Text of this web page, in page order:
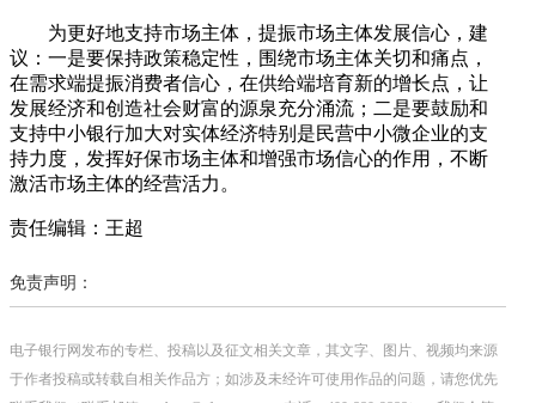
为更好地支持市场主体，提振市场主体发展信心，建
议：一是要保持政策稳定性，围绕市场主体关切和痛点，
在需求端提振消费者信心，在供给端培育新的增长点，让
发展经济和创造社会财富的源泉充分涌流；二是要鼓励和
支持中小银行加大对实体经济特别是民营中小微企业的支
持力度，发挥好保市场主体和增强市场信心的作用，不断
激活市场主体的经营活力。
责任编辑：王超
免责声明：
电子银行网发布的专栏、投稿以及征文相关文章，其文字、图片、视频均来源
于作者投稿或转载自相关作品方；如涉及未经许可使用作品的问题，请您优先